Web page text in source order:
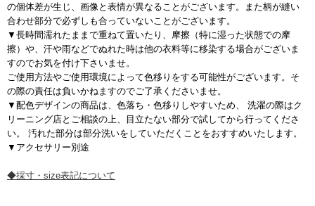
の個体差が生じ、画像と表情が異なることがございます。また柄が縫い
合わせ部分で必ずしも合っていないことがございます。
▼長時間濡れたままで重ねて置いたり、摩擦（特に湿った状態での摩
擦）や、汗や雨などでぬれた時は他の衣料等に移染する場合がございま
すのでお気を付け下さいませ。
ご使用方法やご使用環境によって色移りをする可能性がございます。そ
の際の責任は負いかねますのでご了承くださいませ。
▼配色デザインの商品は、色落ち・色移りしやすいため、 洗濯の際はク
リーニング店とご相談の上、目立たない部分で試してから行ってくださ
い。 汚れた部分は部分洗いをしていただくことをおすすめいたします。
▼アクセサリー別途
◆採寸・size表記について